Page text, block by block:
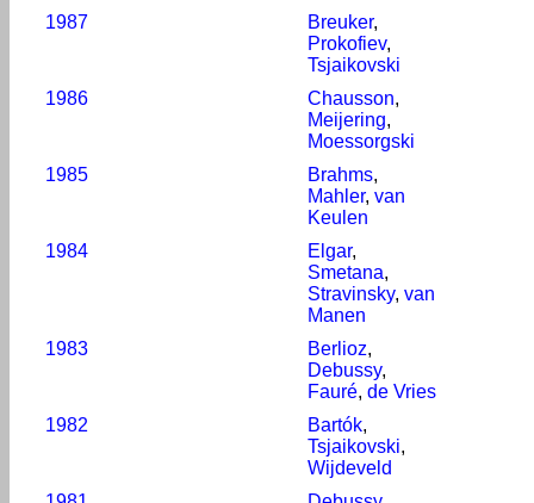
1987
Breuker,
Prokofiev,
Tsjaikovski
1986
Chausson,
Meijering,
Moessorgski
1985
Brahms,
Mahler, van
Keulen
1984
Elgar,
Smetana,
Stravinsky, van
Manen
1983
Berlioz,
Debussy,
Fauré, de Vries
1982
Bartók,
Tsjaikovski,
Wijdeveld